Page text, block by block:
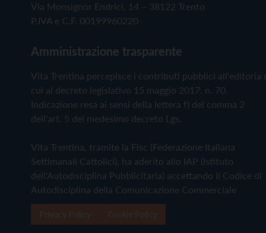
Via Monsignor Endrici, 14 – 38122 Trento
P.IVA e C.F. 00199960220
Amministrazione trasparente
Vita Trentina percepisce i contributi pubblici all'editoria
cui al decreto legislativo 15 maggio 2017, n. 70.
Indicazione resa ai sensi della lettera f) del comma 2
dell'art. 5 del medesimo decreto Lgs.
Vita Trentina, tramite la Fisc (Federazione Italiana
Settimanali Cattolici), ha aderito allo IAP (Istituto
dell'Autodisciplina Pubblicitaria) accettando il Codice di
Autodisciplina della Comunicazione Commerciale